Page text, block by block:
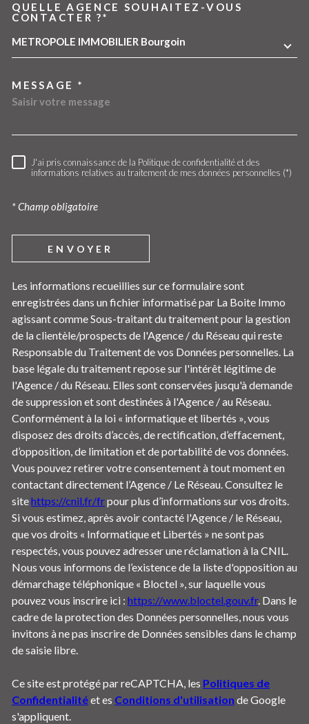
QUELLE AGENCE SOUHAITEZ-VOUS
CONTACTER ?*
METROPOLE IMMOBILIER Bourgoin
MESSAGE *
RÈGLEMENTATION
J'ai pris connaissance de la Politique de confidentialité et des
informations relatives au traitement de mes données personnelles (*)
* Champ obligatoire
ENVOYER
Les informations recueillies sur ce formulaire sont
enregistrées dans un fichier informatisé par La Boite Immo
agissant comme Sous-traitant du traitement pour la gestion
de la clientèle/prospects de l'Agence / du Réseau qui reste
Responsable du Traitement de vos Données personnelles. La
base légale du traitement repose sur l'intérêt légitime de
l'Agence / du Réseau. Elles sont conservées jusqu'à demande
de suppression et sont destinées à l'Agence / au Réseau.
Conformément à la loi « informatique et libertés », vous
disposez des droits d’accès, de rectification, d’effacement,
d’opposition, de limitation et de portabilité de vos données.
Vous pouvez retirer votre consentement à tout moment en
contactant directement l’Agence / Le Réseau. Consultez le
sitehttps://cnil.fr/frpour plus d’informations sur vos droits.
Si vous estimez, après avoir contacté l'Agence / le Réseau,
que vos droits « Informatique et Libertés » ne sont pas
respectés, vous pouvez adresser une réclamation à la CNIL.
Nous vous informons de l’existence de la liste d'opposition au
démarchage téléphonique « Bloctel », sur laquelle vous
pouvez vous inscrire ici : https://www.bloctel.gouv.fr. Dans le
cadre de la protection des Données personnelles, nous vous
invitons à ne pas inscrire de Données sensibles dans le champ
de saisie libre.
Ce site est protégé par reCAPTCHA, les Politiques de
Confidentialitéet es Conditions d'utilisation de Google
s'appliquent.